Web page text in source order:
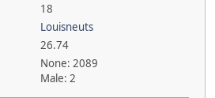
18
Louisneuts
26.74
None: 2089
Male: 2